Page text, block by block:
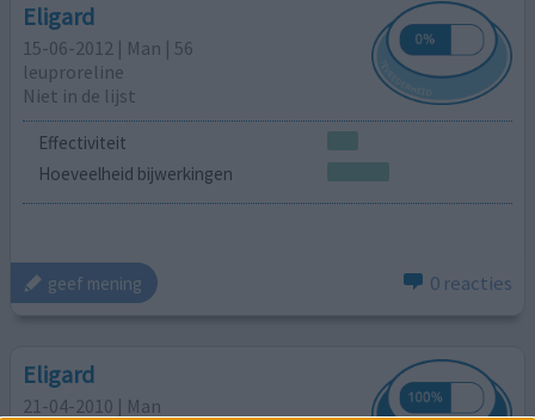
Eligard
15-06-2012 | Man | 56
leuproreline
Niet in de lijst
Effectiviteit
Hoeveelheid bijwerkingen
geef mening 0 reacties
Eligard
21-04-2010 | Man